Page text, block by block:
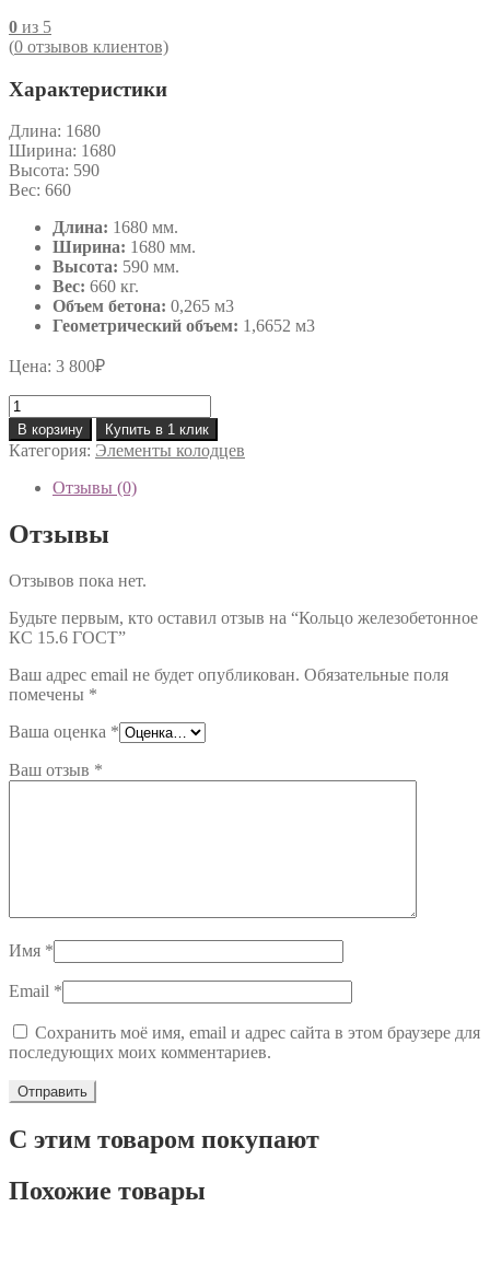
0 из 5
(0 отзывов клиентов)
Характеристики
Длина: 1680
Ширина: 1680
Высота: 590
Вес: 660
Длина: 1680 мм.
Ширина: 1680 мм.
Высота: 590 мм.
Вес: 660 кг.
Объем бетона: 0,265 м3
Геометрический объем: 1,6652 м3
Цена: 3 800₽
Количество
товара
Кольцо
железобетонное
ГОСТ
В корзину Купить в 1 клик
Категория: Элементы колодцев
Отзывы (0)
Отзывы
Отзывов пока нет.
Будьте первым, кто оставил отзыв на “Кольцо железобетонное
КС 15.6 ГОСТ”
Ваш адрес email не будет опубликован. Обязательные поля
помечены *
Ваша оценка *
Ваш отзыв *
Имя *
Email *
Сохранить моё имя, email и адрес сайта в этом браузере для
последующих моих комментариев.
С этим товаром покупают
Похожие товары